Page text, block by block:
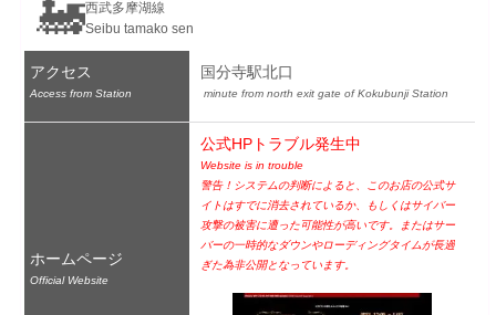
🚂西武多摩湖線
Seibu tamako sen
アクセス
Access from Station
国分寺駅北口
minute from north exit gate of Kokubunji Station
ホームページ
Official Website
公式HPトラブル発生中
Website is in trouble
警告！システムの判断によると、このお店の公式サ
イトはすでに消去されているか、もしくはサイバー
攻撃の被害に遭った可能性が高いです。またはサー
バーの一時的なダウンやローディングタイムが長過
ぎた為非公開となっています。